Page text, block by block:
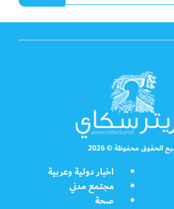
الحقوق محفوظة © 2026
اخبار دولية وعربية
مجتمع مدني
صحة